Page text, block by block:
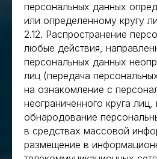
персональных данных
или определенному кругу
2.12. Распространение
любые действия,
персональных данных
лиц (передача
на ознакомление с
неограниченного круга
обнародование
в средствах массовой
размещение в